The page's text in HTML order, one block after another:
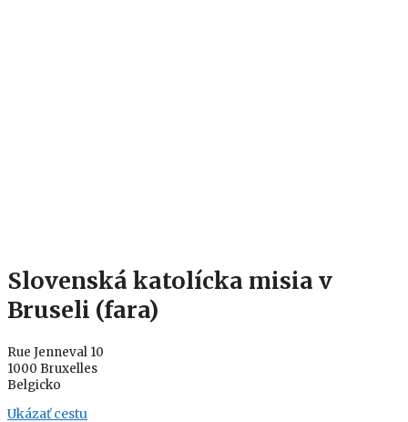
Slovenská katolícka misia v
Bruseli (fara)
Rue Jenneval 10
1000 Bruxelles
Belgicko
Ukázať cestu